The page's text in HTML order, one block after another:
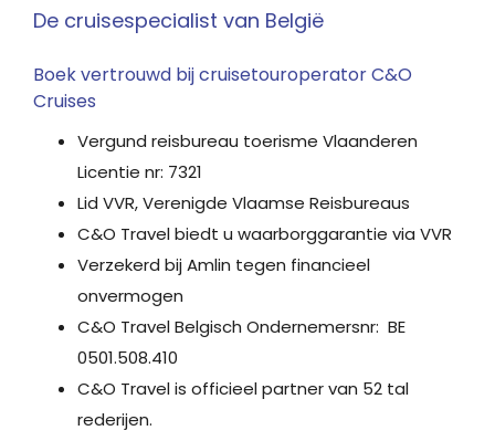
De cruisespecialist van België
Boek vertrouwd bij cruisetouroperator C&O
Cruises
Vergund reisbureau toerisme Vlaanderen
Licentie nr: 7321
Lid VVR, Verenigde Vlaamse Reisbureaus
C&O Travel biedt u waarborggarantie via VVR
Verzekerd bij Amlin tegen financieel
onvermogen
C&O Travel Belgisch Ondernemersnr: BE
0501.508.410
C&O Travel is officieel partner van 52 tal
rederijen.